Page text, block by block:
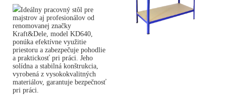
Ideálny pracovný stôl pre
majstrov aj profesionálov od
renomovanej značky
Kraft&Dele, model KD640,
ponúka efektívne využitie
priestoru a zabezpečuje pohodlie
a praktickosť pri práci. Jeho
solídna a stabilná konštrukcia,
vyrobená z vysokokvalitných
materiálov, garantuje bezpečnosť
pri práci.